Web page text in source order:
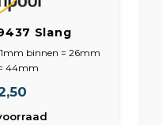
Slang
met klem
binnen = 26mm
44mm